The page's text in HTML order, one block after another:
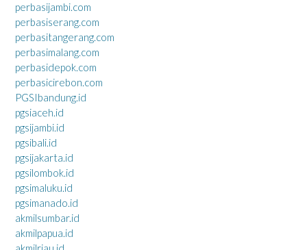
perbasijambi.com
perbasiserang.com
perbasitangerang.com
perbasimalang.com
perbasidepok.com
perbasicirebon.com
PGSIbandung.id
pgsiaceh.id
pgsijambi.id
pgsibali.id
pgsijakarta.id
pgsilombok.id
pgsimaluku.id
pgsimanado.id
akmilsumbar.id
akmilpapua.id